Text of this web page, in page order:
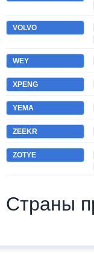
VOLVO
WEY
XPENG
YEMA
ZEEKR
ZOTYE
Страны